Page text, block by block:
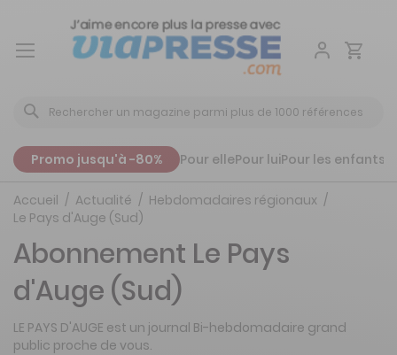
Aller
Promo jusqu'à -80% Pour ellePour luiPour les enfants
Accueil Actualité
Hebdomadaires régionaux
Le Pays d'Auge (Sud)
Abonnement Le Pays
d'Auge (Sud)
LE PAYS D'AUGE est un journal Bi-hebdomadaire grand
public proche de vous.